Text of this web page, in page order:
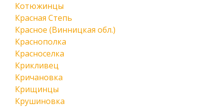
Котюжинцы
Красная Степь
Красное (Винницкая обл.)
Краснополка
Красноселка
Крикливец
Кричановка
Крищинцы
Крушиновка